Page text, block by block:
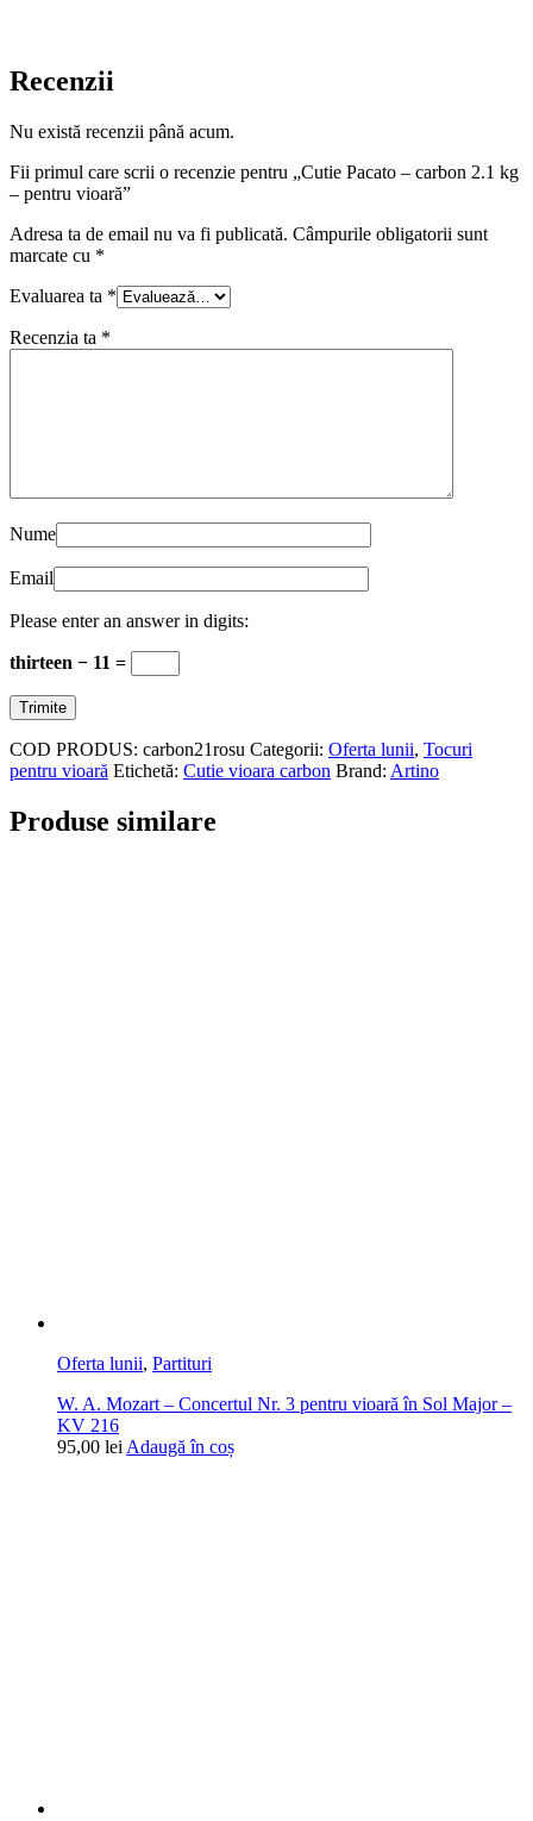
Recenzii
Nu există recenzii până acum.
Fii primul care scrii o recenzie pentru „Cutie Pacato – carbon 2.1 kg
– pentru vioară”
Adresa ta de email nu va fi publicată. Câmpurile obligatorii sunt
marcate cu *
Evaluarea ta *
Recenzia ta *
Nume
Email
Please enter an answer in digits:
thirteen − 11 =
COD PRODUS: carbon21rosu Categorii: Oferta lunii, Tocuri
pentru vioară Etichetă: Cutie vioara carbon Brand: Artino
Produse similare
Oferta lunii, Partituri
W. A. Mozart – Concertul Nr. 3 pentru vioară în Sol Major –
KV 216
95,00 lei Adaugă în coș